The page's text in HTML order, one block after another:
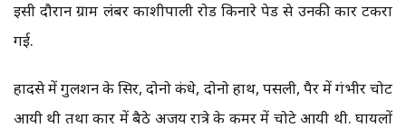
इसी दौरान ग्राम लंबर काशीपाली रोड किनारे पेड से उनकी कार टकरा
गई.
हादसे में गुलशन के सिर, दोनो कंधे, दोनो हाथ, पसली, पैर में गंभीर चोट
आयी थी तथा कार में बैठे अजय रात्रे के कमर में चोटे आयी थी. घायलों